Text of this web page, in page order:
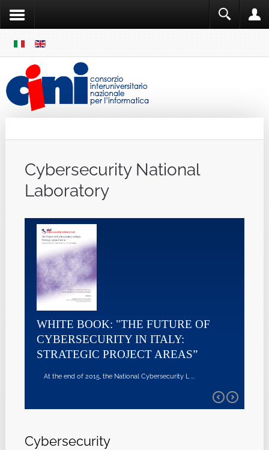
MENU
Cybersecurity National
Laboratory
WHITE BOOK: "THE FUTURE OF
CYBERSECURITY IN ITALY:
STRATEGIC PROJECT AREAS”
At the end of 2015, the National Cybersecurity L ...
Cybersecurity